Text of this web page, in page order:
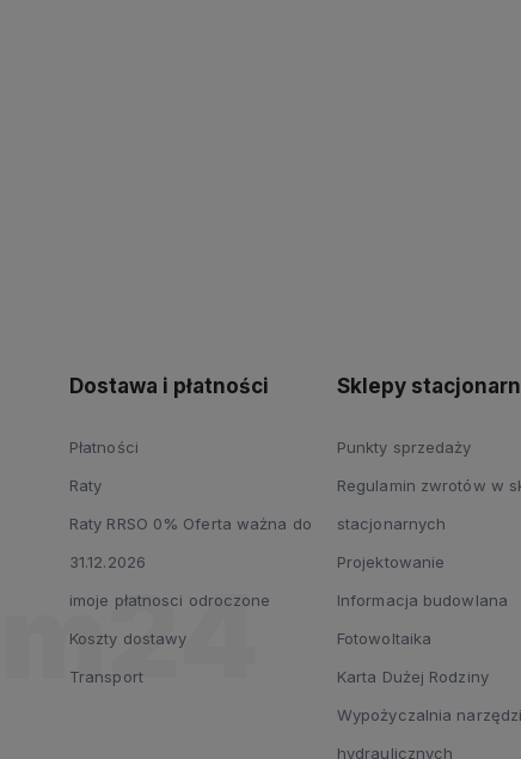
Dostawa i płatności
Płatności
Raty
Raty RRSO 0% Oferta ważna do
31.12.2026
imoje płatnosci odroczone
Koszty dostawy
Transport
Sklepy
Punkty sprzedaży
Regulamin zwrotów w
stacjonarnych
Projektowanie
Informacja budowlana
Fotowoltaika
Karta Dużej Rodziny
Wypożyczalnia narzędzi
hydraulicznych